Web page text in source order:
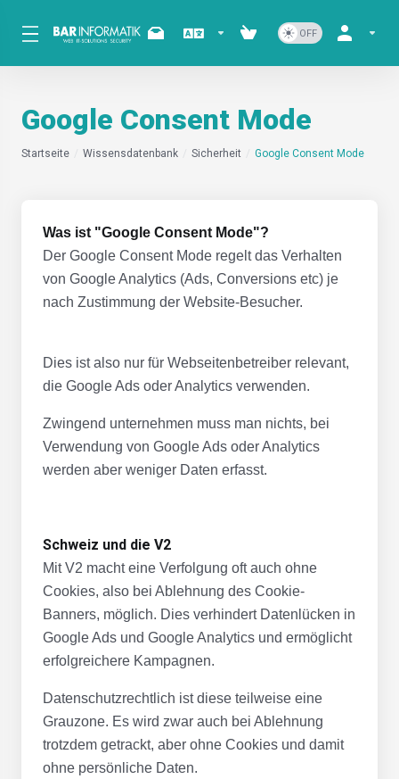
Google Consent Mode
Startseite Wissensdatenbank Sicherheit Google Consent Mode
Was ist "Google Consent Mode"?
Der Google Consent Mode regelt das Verhalten
von Google Analytics (Ads, Conversions etc) je
nach Zustimmung der Website-Besucher.
Dies ist also nur für Webseitenbetreiber relevant,
die Google Ads oder Analytics verwenden.
Zwingend unternehmen muss man nichts, bei
Verwendung von Google Ads oder Analytics
werden aber weniger Daten erfasst.
Schweiz und die V2
Mit V2 macht eine Verfolgung oft auch ohne
Cookies, also bei Ablehnung des Cookie-
Banners, möglich. Dies verhindert Datenlücken in
Google Ads und Google Analytics und ermöglicht
erfolgreichere Kampagnen.
Datenschutzrechtlich ist diese teilweise eine
Grauzone. Es wird zwar auch bei Ablehnung
trotzdem getrackt, aber ohne Cookies und damit
ohne persönliche Daten.